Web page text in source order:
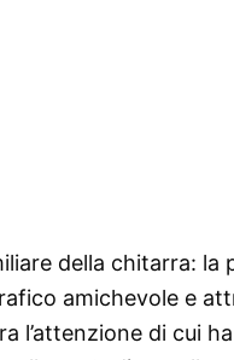
della chitarra: la
amichevole e
l’attenzione di cui ha